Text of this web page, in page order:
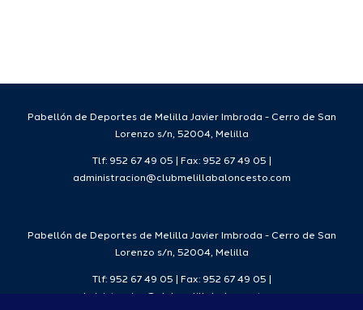
2026/27
Pabellón de Deportes de Melilla Javier Imbroda - Cerro de San
Lorenzo s/n, 52004, Melilla
Tlf: 952 67 49 05 | Fax: 952 67 49 05 |
administracion@clubmelillabaloncesto.com
Pabellón de Deportes de Melilla Javier Imbroda - Cerro de San
Lorenzo s/n, 52004, Melilla
Tlf: 952 67 49 05 | Fax: 952 67 49 05 |